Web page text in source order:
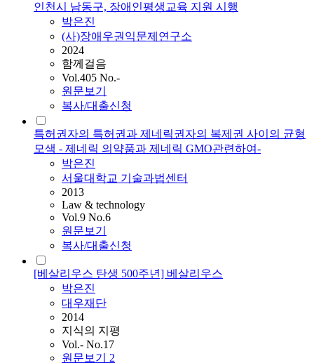
인천시 남동구, 장애인평생교육 지원 시행
박은진
(사)장애우권익문제연구소
2024
함께걸음
Vol.405 No.-
원문보기
복사/대출신청
특허권자의 특허권과 제네릭권자의 복제권 사이의 균형
모색 - 제네릭 의약품과 제네릭 GMO관련하여-
박은진
서울대학교 기술과법센터
2013
Law & technology
Vol.9 No.6
원문보기
복사/대출신청
[베살리우스 탄생 500주년] 베살리우스
박은진
대우재단
2014
지식의 지평
Vol.- No.17
원문보기 2